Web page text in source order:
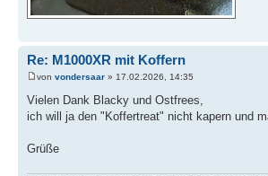
Re: M1000XR mit Koffern
von vondersaar » 17.02.2026, 14:35
Vielen Dank Blacky und Ostfrees,
ich will ja den "Koffertreat" nicht kapern und
Grüße